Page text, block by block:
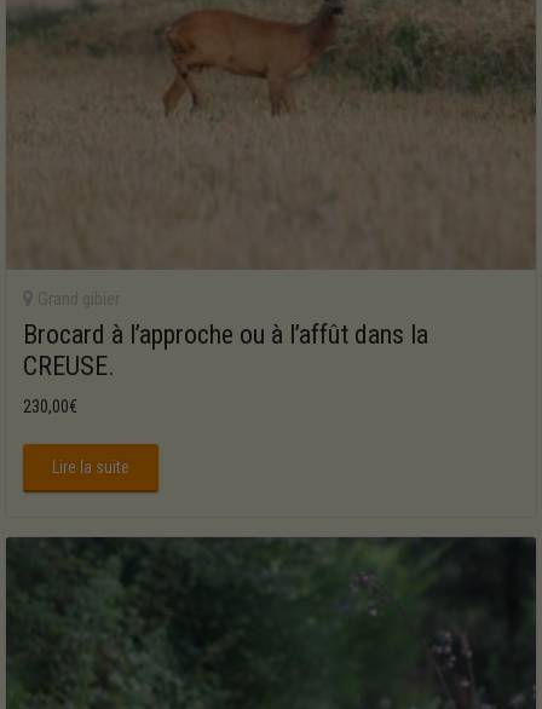
Grand gibier
Brocard à l’approche ou à l’affût dans la
CREUSE.
230,00€
Lire la suite